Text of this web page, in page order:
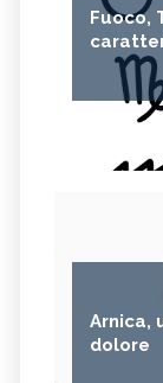
Fuoco,
Arnica,
dolore